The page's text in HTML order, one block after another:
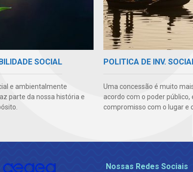
SOCIAL
e ambientalmente
parte da nossa história e
POLITICA DE INV.
Uma concessão é muito
acordo com o poder público,
compromisso com o lugar e
Nossas Redes Sociais